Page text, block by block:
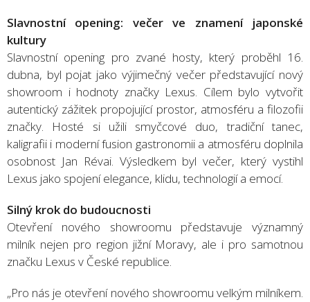
Slavnostní opening: večer ve znamení japonské
kultury
Slavnostní opening pro zvané hosty, který proběhl 16.
dubna, byl pojat jako výjimečný večer představující nový
showroom i hodnoty značky Lexus. Cílem bylo vytvořit
autentický zážitek propojující prostor, atmosféru a filozofii
značky. Hosté si užili smyčcové duo, tradiční tanec,
kaligrafii i moderní fusion gastronomii a atmosféru doplnila
osobnost Jan Révai. Výsledkem byl večer, který vystihl
Lexus jako spojení elegance, klidu, technologií a emocí.
Silný krok do budoucnosti
Otevření nového showroomu představuje významný
milník nejen pro region jižní Moravy, ale i pro samotnou
značku Lexus v České republice.
„Pro nás je otevření nového showroomu velkým milníkem.